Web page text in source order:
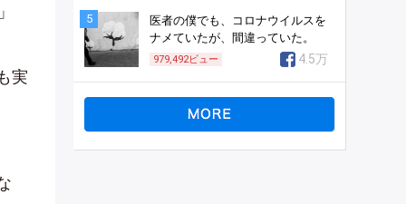
実
5
医者の僕でも、コロナウイルスを
ナメていたが、間違っていた。
979,492ビュー 4.5万